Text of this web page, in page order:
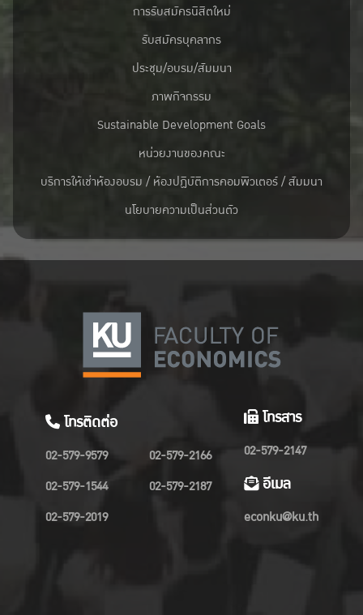
การรับสมัครนิสิตใหม่
รับสมัครบุคลากร
ประชุม/อบรม/สัมมนา
ภาพกิจกรรม
Sustainable Development Goals
หน่วยงานของคณะ
บริการให้เช่าห้องอบรม / ห้องปฏิบัติการคอมพิวเตอร์ / สัมมนา
นโยบายความเป็นส่วนตัว
โทรติดต่อ
02-579-9579
02-579-1544
02-579-2019
02-579-2166
02-579-2187
โทรสาร
02-579-2147
อีเมล
econku@ku.th